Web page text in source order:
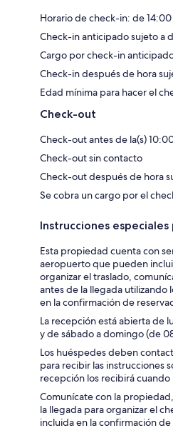
Horario de check-in: de 14:00
Check-in anticipado sujeto a
Cargo por check-in
Check-in después de hora
Edad mínima para hacer el
Check-out
Check-out antes de la(s)
Check-out sin contacto
Check-out después de hora
Se cobra un cargo por el
Instrucciones
Esta propiedad cuenta con
aeropuerto que pueden
organizar el traslado,
antes de la llegada
en la confirmación de
La recepción está abierta de
y de sábado a domingo (de
Los huéspedes deben
para recibir las instrucciones
recepción los recibirá
Comunícate con la
la llegada para organizar el
incluida en la confirmación de